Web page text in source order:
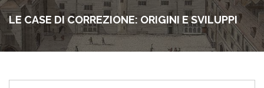
LE CASE DI CORREZIONE: ORIGINI E SVILUPPI